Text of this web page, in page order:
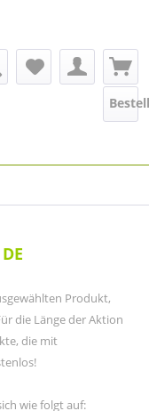
Produkt,
die Länge der Aktion
die mit
wie folgt auf: